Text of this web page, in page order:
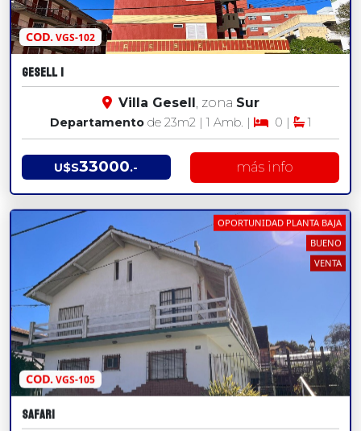
COD.VGS-102
GESELL I
Villa Gesell , zona Sur
Departamentode 23m2| 1 Amb. | 0 | 1
U$S33000.- más info
COD. VGS-105
OPORTUNIDAD PLANTA BAJA
BUENO
VENTA
safari